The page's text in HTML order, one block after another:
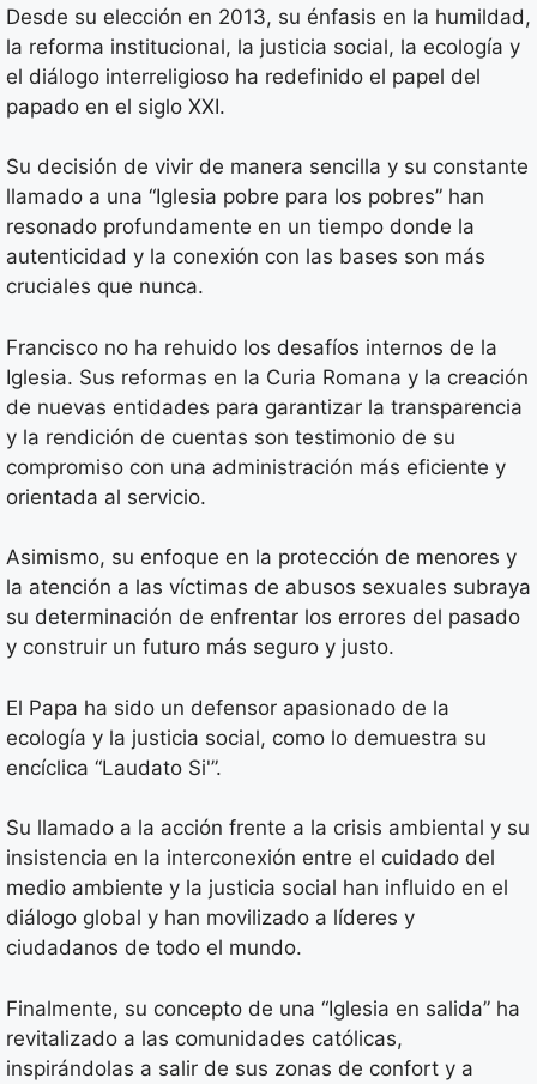
Desde su elección en 2013, su énfasis en la humildad,
la reforma institucional, la justicia social, la ecología y
el diálogo interreligioso ha redefinido el papel del
papado en el siglo XXI.
Su decisión de vivir de manera sencilla y su constante
llamado a una “Iglesia pobre para los pobres” han
resonado profundamente en un tiempo donde la
autenticidad y la conexión con las bases son más
cruciales que nunca.
Francisco no ha rehuido los desafíos internos de la
Iglesia. Sus reformas en la Curia Romana y la creación
de nuevas entidades para garantizar la transparencia
y la rendición de cuentas son testimonio de su
compromiso con una administración más eficiente y
orientada al servicio.
Asimismo, su enfoque en la protección de menores y
la atención a las víctimas de abusos sexuales subraya
su determinación de enfrentar los errores del pasado
y construir un futuro más seguro y justo.
El Papa ha sido un defensor apasionado de la
ecología y la justicia social, como lo demuestra su
encíclica “Laudato Si'”.
Su llamado a la acción frente a la crisis ambiental y su
insistencia en la interconexión entre el cuidado del
medio ambiente y la justicia social han influido en el
diálogo global y han movilizado a líderes y
ciudadanos de todo el mundo.
Finalmente, su concepto de una “Iglesia en salida” ha
revitalizado a las comunidades católicas,
inspirándolas a salir de sus zonas de confort y a